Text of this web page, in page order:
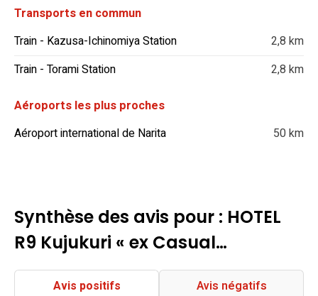
Transports en commun
Train - Kazusa-Ichinomiya Station
2,8 km
Train - Torami Station
2,8 km
Aéroports les plus proches
Aéroport international de Narita
50 km
Synthèse des avis pour : HOTEL
R9 Kujukuri « ex Casual…
Avis positifs Avis négatifs